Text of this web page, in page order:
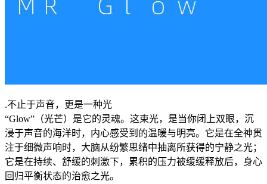
.不止于声音，更是一种光
“Glow”（光芒）是它的灵魂。这束光，是当你闭上双眼，沉
浸于声音的海洋时，内心感受到的温暖与明亮。它是在全神贯
注于细微声响时，大脑从纷繁思绪中抽离所获得的宁静之光；
它是在持续、舒缓的刺激下，累积的压力被缓缓释放后，身心
回归平衡状态的治愈之光。